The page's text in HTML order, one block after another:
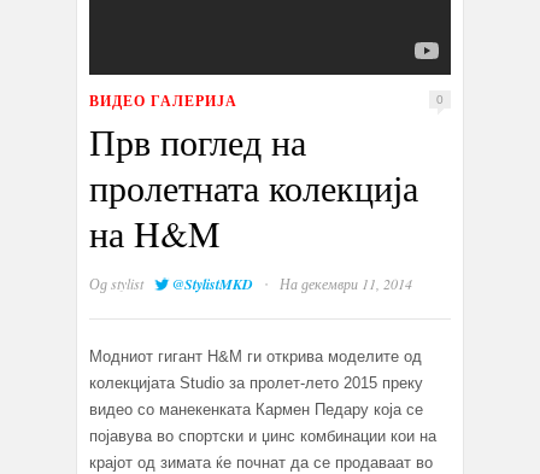
ВИДЕО ГАЛЕРИЈА 0
Прв поглед на
пролетната колекција
на H&M
Одstylist @StylistMKD · На декември 11, 2014
Модниот гигант H&М ги открива моделите од
колекцијата Studio за пролет-лето 2015 преку
видео со манекенката Кармен Педару која се
појавува во спортски и џинс комбинации кои на
крајот од зимата ќе почнат да се продаваат во